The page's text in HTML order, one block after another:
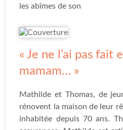
les abîmes de son
« Je ne l’ai pas fait
mamam… »
Mathilde et Thomas, de
rénovent la maison de leur
inhabitée depuis 70 ans.